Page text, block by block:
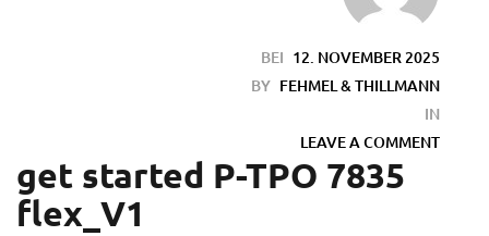
BEI 12. NOVEMBER 2025
BY FEHMEL & THILLMANN
IN
LEAVE A COMMENT
get started P-TPO 7835
flex_V1